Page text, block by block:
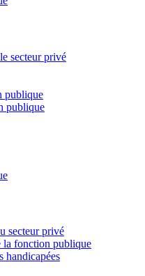
secteur privé
publique
publique
secteur privé
la fonction publique
handicapées